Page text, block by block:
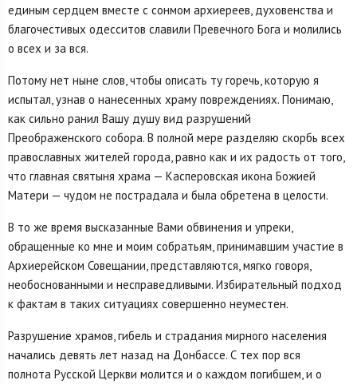
единым сердцем вместе с сонмом архиереев, духовенства и
благочестивых одесситов славили Превечного Бога и молились
о всех и за вся.
Потому нет ныне слов, чтобы описать ту горечь, которую я
испытал, узнав о нанесенных храму повреждениях. Понимаю,
как сильно ранил Вашу душу вид разрушений
Преображенского собора. В полной мере разделяю скорбь всех
православных жителей города, равно как и их радость от того,
что главная святыня храма — Касперовская икона Божией
Матери — чудом не пострадала и была обретена в целости.
В то же время высказанные Вами обвинения и упреки,
обращенные ко мне и моим собратьям, принимавшим участие в
Архиерейском Совещании, представляются, мягко говоря,
необоснованными и несправедливыми. Избирательный подход
к фактам в таких ситуациях совершенно неуместен.
Разрушение храмов, гибель и страдания мирного населения
начались девять лет назад на Донбассе. С тех пор вся
полнота Русской Церкви молится и о каждом погибшем, и о